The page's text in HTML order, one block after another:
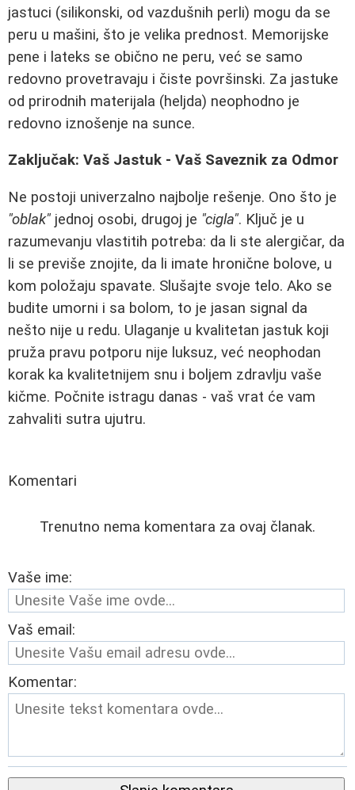
jastuci (silikonski, od vazdušnih perli) mogu da se
peru u mašini, što je velika prednost. Memorijske
pene i lateks se obično ne peru, već se samo
redovno provetravaju i čiste površinski. Za jastuke
od prirodnih materijala (heljda) neophodno je
redovno iznošenje na sunce.
Zaključak: Vaš Jastuk - Vaš Saveznik za Odmor
Ne postoji univerzalno najbolje rešenje. Ono što je
"oblak" jednoj osobi, drugoj je "cigla". Ključ je u
razumevanju vlastitih potreba: da li ste alergičar, da
li se previše znojite, da li imate hronične bolove, u
kom položaju spavate. Slušajte svoje telo. Ako se
budite umorni i sa bolom, to je jasan signal da
nešto nije u redu. Ulaganje u kvalitetan jastuk koji
pruža pravu potporu nije luksuz, već neophodan
korak ka kvalitetnijem snu i boljem zdravlju vaše
kičme. Počnite istragu danas - vaš vrat će vam
zahvaliti sutra ujutru.
Komentari
Trenutno nema komentara za ovaj članak.
Vaše ime:
Vaš email:
Komentar: